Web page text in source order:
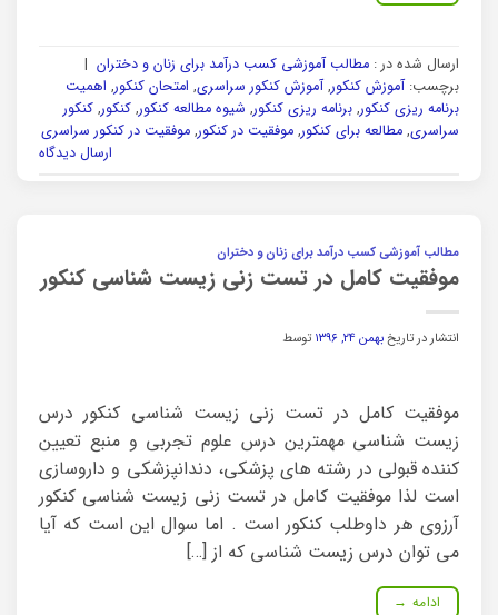
ارسال شده در : مطالب آموزشی کسب درآمد برای زنان و دختران |
برچسب:آموزش کنکور,آموزش کنکور سراسری, امتحان کنکور, اهمیت
برنامه ریزی کنکور, برنامه ریزی کنکور, شیوه مطالعه کنکور, کنکور, کنکور
سراسری, مطالعه برای کنکور, موفقیت در کنکور, موفقیت در کنکور سراسری
ارسال دیدگاه
مطالب آموزشی کسب درآمد برای زنان و دختران
موفقیت کامل در تست زنی زیست شناسی کنکور
انتشار در تاریخبهمن ۲۴, ۱۳۹۶ توسط
موفقیت کامل در تست زنی زیست شناسی کنکور درس
زیست شناسی مهمترین درس علوم تجربی و منبع تعیین
کننده قبولی در رشته های پزشکی، دندانپزشکی و داروسازی
است لذا موفقیت کامل در تست زنی زیست شناسی کنکور
آرزوی هر داوطلب کنکور است . اما سوال این است که آیا
می توان درس زیست شناسی که از […]
ادامه →